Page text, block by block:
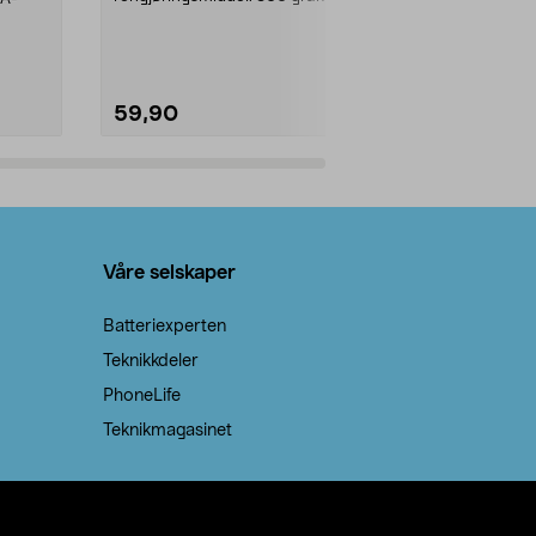
59,90
Våre selskaper
Batteriexperten
Teknikkdeler
PhoneLife
Teknikmagasinet